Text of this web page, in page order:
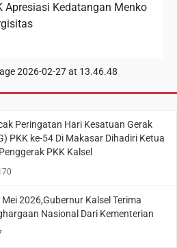
Apresiasi Kedatangan Menko
Peringatan Hari Kesatuan Gerak
PKK ke-54 Di Makasar Dihadiri Ketua
PKK Kalsel
2026,Gubernur Kalsel Terima
Nasional Dari Kementerian